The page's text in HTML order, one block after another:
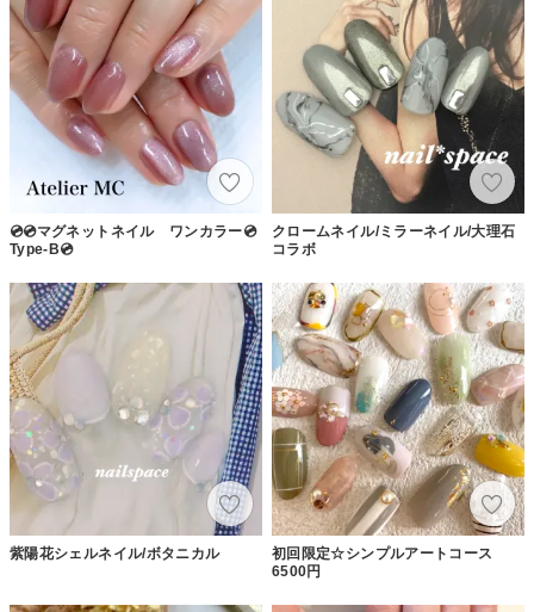
💿💿マグネットネイル ワンカラー💿
Type-B💿
クロームネイル/ミラーネイル/大理石
コラボ
紫陽花シェルネイル/ボタニカル
初回限定☆シンプルアートコース
6500円